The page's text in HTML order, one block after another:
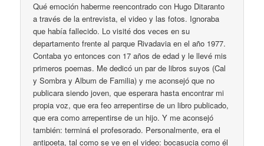
Qué emoción haberme reencontrado con Hugo Ditaranto
a través de la entrevista, el video y las fotos. Ignoraba
que había fallecido. Lo visité dos veces en su
departamento frente al parque Rivadavia en el año 1977.
Contaba yo entonces con 17 años de edad y le llevé mis
primeros poemas. Me dedicó un par de libros suyos (Cal
y Sombra y Album de Familia) y me aconsejó que no
publicara siendo joven, que esperara hasta encontrar mi
propia voz, que era feo arrepentirse de un libro publicado,
que era como arrepentirse de un hijo. Y me aconsejó
también: terminá el profesorado. Personalmente, era el
antipoeta, tal como se ve en el video: bocasucia como él